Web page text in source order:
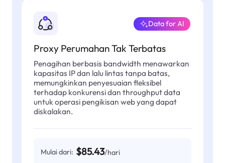
Proxy Perumahan Tak Terbatas
Data for AI
Penagihan berbasis bandwidth menawarkan
kapasitas IP dan lalu lintas tanpa batas,
memungkinkan penyesuaian fleksibel
terhadap konkurensi dan throughput data
untuk operasi pengikisan web yang dapat
diskalakan.
Mulai dari: $85.43/hari